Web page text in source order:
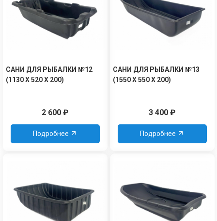
САНИ ДЛЯ РЫБАЛКИ №12
(1130 Х 520 Х 200)
2 600 ₽
Подробнее
САНИ ДЛЯ РЫБАЛКИ №13
(1550 Х 550 Х 200)
3 400 ₽
Подробнее